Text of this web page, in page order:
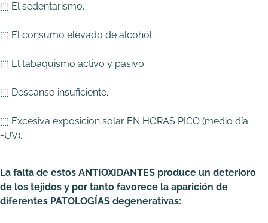
⬚ El sedentarismo.
⬚ El consumo elevado de alcohol.
⬚ El tabaquismo activo y pasivo.
⬚ Descanso insuficiente.
⬚ Excesiva exposición solar EN HORAS PICO (medio día
+UV).
La falta de estos ANTIOXIDANTES produce un deterioro
de los tejidos y por tanto favorece la aparición de
diferentes PATOLOGÍAS degenerativas: